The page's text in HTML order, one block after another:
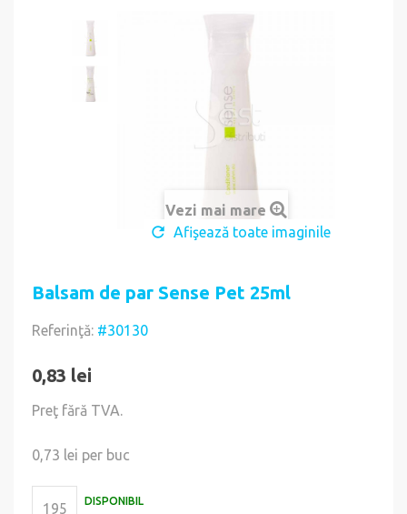
Vezi mai mare
Afişează toate imaginile
Balsam de par Sense Pet 25ml
Referinţă: #30130
0,83 lei
Preţ fără TVA.
0,73 lei per buc
DISPONIBIL